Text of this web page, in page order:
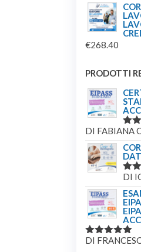
€268.40
PRODOTTI
DI FABIANA
DI
VALUTATO
DI